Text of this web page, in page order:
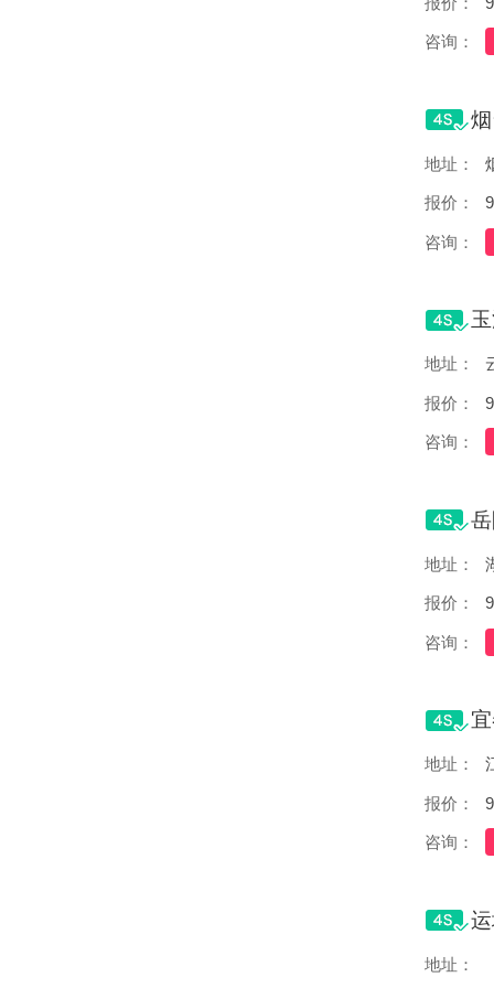
咨询：
地址：
报价：
咨询：
地址：
报价：
咨询：
地址：
报价：
咨询：
地址：
报价：
咨询：
地址：